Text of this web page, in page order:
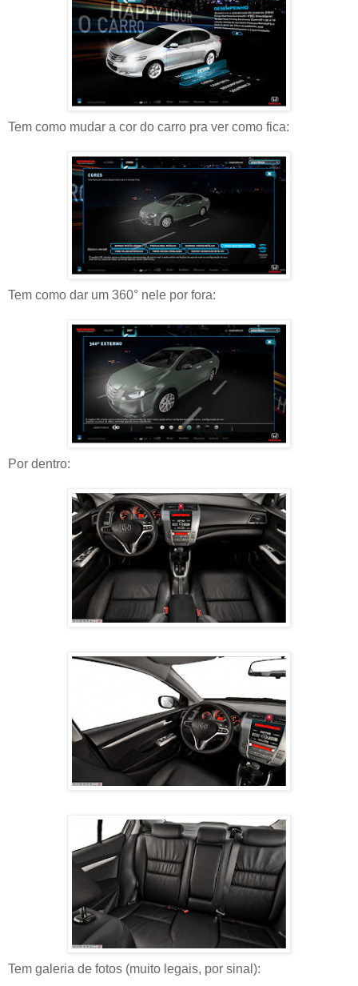
Tem como mudar a cor do carro pra ver como fica:
Tem como dar um 360° nele por fora:
Por dentro:
Tem galeria de fotos (muito legais, por sinal):